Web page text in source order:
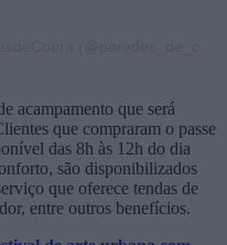
acampamento que será
que compraram o passe
das 8h às 12h do dia
são disponibilizados
que oferece tendas de
entre outros benefícios.